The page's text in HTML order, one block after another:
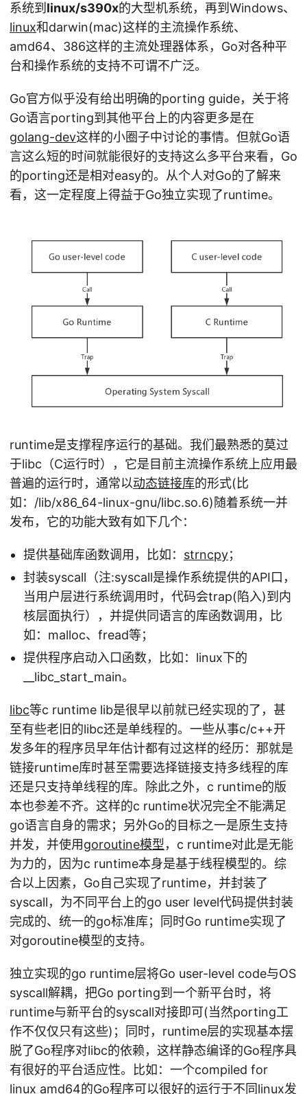
系统到 linux/s390x的大型机系统，再到Windows、
linux和darwin(mac)这样的主流操作系统、
amd64、386这样的主流处理器体系，Go对各种平
台和操作系统的支持不可谓不广泛。
Go官方似乎没有给出明确的porting guide，关于将
Go语言porting到其他平台上的内容更多是在
golang-dev这样的小圈子中讨论的事情。但就Go语
言这么短的时间就能很好的支持这么多平台来看，Go
的porting还是相对easy的。从个人对Go的了解来
看，这一定程度上得益于Go独立实现了runtime。
runtime是支撑程序运行的基础。我们最熟悉的莫过
于libc（C运行时），它是目前主流操作系统上应用最
普遍的运行时，通常以动态链接库的形式(比
如：/lib/x86_64-linux-gnu/libc.so.6)随着系统一并
发布，它的功能大致有如下几个：
提供基础库函数调用，比如： strncpy；
封装syscall（注:syscall是操作系统提供的API口，
当用户层进行系统调用时，代码会trap(陷入)到内
核层面执行），并提供同语言的库函数调用，比
如：malloc、fread等；
提供程序启动入口函数，比如：linux下的
__libc_start_main。
libc等c runtime lib是很早以前就已经实现的了，甚
至有些老旧的libc还是单线程的。一些从事c/c++开
发多年的程序员早年估计都有过这样的经历：那就是
链接runtime库时甚至需要选择链接支持多线程的库
还是只支持单线程的库。除此之外，c runtime的版
本也参差不齐。这样的c runtime状况完全不能满足
go语言自身的需求；另外Go的目标之一是原生支持
并发，并使用goroutine模型 ，c runtime对此是无能
为力的，因为c runtime本身是基于线程模型的。综
合以上因素，Go自己实现了runtime，并封装了
syscall，为不同平台上的go user level代码提供封装
完成的、统一的go标准库；同时Go runtime实现了
对goroutine模型的支持。
独立实现的go runtime层将Go user-level code与OS
syscall解耦，把Go porting到一个新平台时，将
runtime与新平台的syscall对接即可(当然porting工
作不仅仅只有这些)；同时，runtime层的实现基本摆
脱了Go程序对libc的依赖，这样静态编译的Go程序具
有很好的平台适应性。比如：一个compiled for
linux amd64的Go程序可以很好的运行于不同linux发